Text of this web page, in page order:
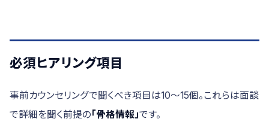
必須ヒアリング項目
事前カウンセリングで聞くべき項目は10〜15個。これらは面談
で詳細を聞く前提の「骨格情報」です。